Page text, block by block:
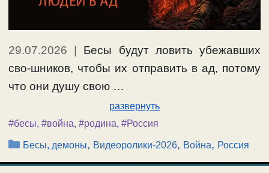
29.07.2026 | Бесы будут ловить убежавших
сво-шников, чтобы их отправить в ад, потому
что они душу свою …
развернуть
#бесы, #война, #родина, #Россия
Рубрики
Бесы, демоны, Видеоролики-2026, Война, Россия